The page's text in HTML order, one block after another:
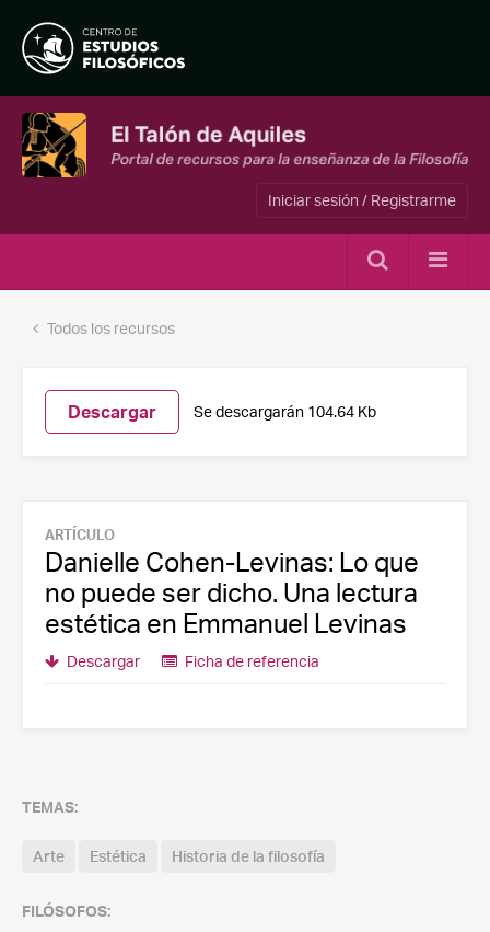
Iniciar sesión / Registrarme
Todos los recursos
Descargar Se descargarán 104.64 Kb
ARTÍCULO
Danielle Cohen-Levinas: Lo que
no puede ser dicho. Una lectura
estética en Emmanuel Levinas
Descargar Ficha de referencia
TEMAS:
Arte Estética Historia de la filosofía
FILÓSOFOS: